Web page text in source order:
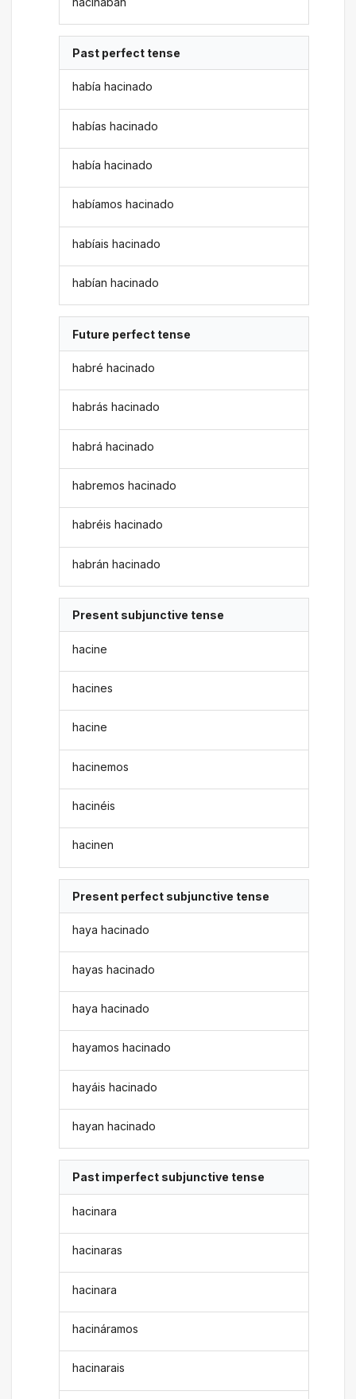
Past perfect tense
había hacinado
habías hacinado
había hacinado
habíamos hacinado
habíais hacinado
habían hacinado
Future perfect tense
habré hacinado
habrás hacinado
habrá hacinado
habremos hacinado
habréis hacinado
habrán hacinado
Present subjunctive tense
hacine
hacines
hacine
hacinemos
hacinéis
hacinen
Present perfect subjunctive tense
haya hacinado
hayas hacinado
haya hacinado
hayamos hacinado
hayáis hacinado
hayan hacinado
Past imperfect subjunctive tense
hacinara
hacinaras
hacinara
hacináramos
hacinarais